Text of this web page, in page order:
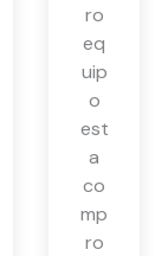
ro
eq
uip
o
est
a
co
mp
ro